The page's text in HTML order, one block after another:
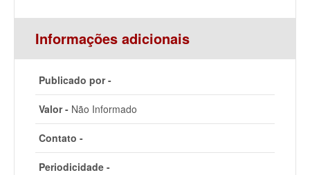
Informações adicionais
Publicado por -
Valor - Não Informado
Contato -
Periodicidade -